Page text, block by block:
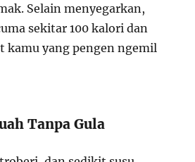
Selain menyegarkan,
sekitar 100 kalori dan
kamu yang pengen ngemil
Tanpa Gula